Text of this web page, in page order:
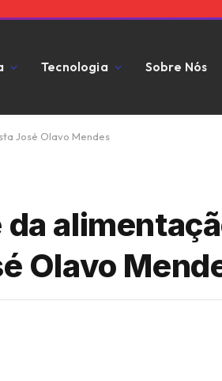
Tecnologia Sobre Nós
José Olavo Mendes
Olavo